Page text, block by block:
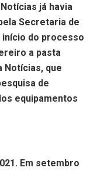
já havia
Secretaria de
início do processo
a pasta
Notícias, que
de
equipamentos
Em setembro